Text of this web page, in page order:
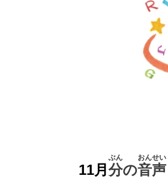
11月 分
ぶん
の音声
おんせい